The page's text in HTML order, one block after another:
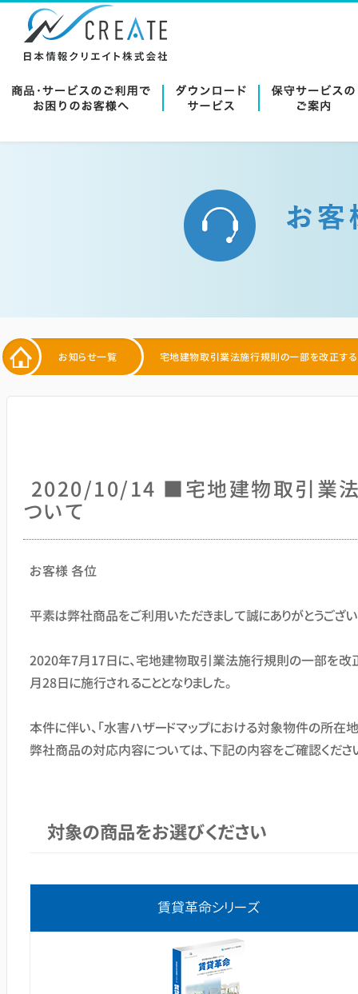
お知らせ一覧 宅地建物取引業法施行規則の一部を改正す
2020/10/14 ■宅地建物取引業法
ついて
お客様 各位
平素は弊社商品をご利用いただきまして誠にありがとうござい
2020年7月17日に、宅地建物取引業法施行規則の一部を改
月28日に施行されることとなりました。
本件に伴い、「水害ハザードマップにおける対象物件の所在
弊社商品の対応内容については、下記の内容をご確認くださ
対象の商品をお選びください
賃貸革命シリーズ